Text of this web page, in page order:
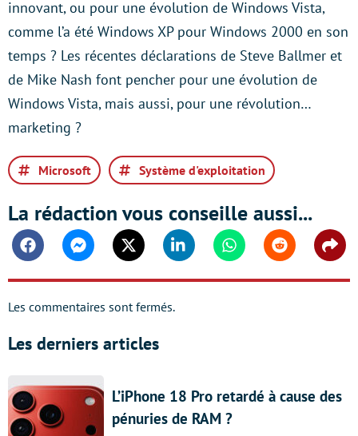
innovant, ou pour une évolution de Windows Vista,
comme l’a été Windows XP pour Windows 2000 en son
temps ? Les récentes déclarations de Steve Ballmer et
de Mike Nash font pencher pour une évolution de
Windows Vista, mais aussi, pour une révolution…
marketing ?
Microsoft Système d'exploitation
La rédaction vous conseille aussi...
FacebookMessengerTwitter Linkedin WhatsappReddit
Les commentaires sont fermés.
Les derniers articles
L’iPhone 18 Pro retardé à cause des
pénuries de RAM ?